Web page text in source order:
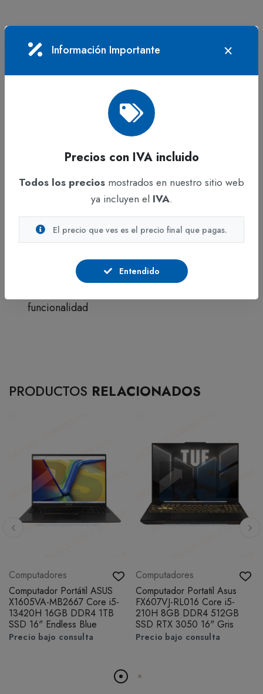
Procesador: Intel Core™ i5-210H
Memoria RAM: 16 GB DDR4-3200 SO-DIMM
Almacenamiento: 512 GB SSD PCIe 4.0 NVMe
Tarjeta gráfica: NVIDIA GeForce
Línea: Portátil gamer ASUS
Beneficios
Rendimiento eficiente en multitarea
Mayor velocidad de carga gracias a SSD PCIe
4.0
Desempeño gráfico para gaming y diseño
funcionalidad
PRODUCTOS RELACIONADOS
Computadores
Computador Portátil ASUS
X1605VA-MB2667 Core i5-
13420H 16GB DDR4 1TB
SSD 16" Endless Blue
Precio bajo consulta
Computadores
Computador Portatil Asus
FX607VJ-RL016 Core i5-
210H 8GB DDR4 512GB
SSD RTX 3050 16" Gris
Precio bajo consulta
Información Importante
Precios con IVA incluido
Todos los precios mostrados en nuestro sitio web
ya incluyen el IVA.
El precio que ves es el precio final que pagas.
Entendido